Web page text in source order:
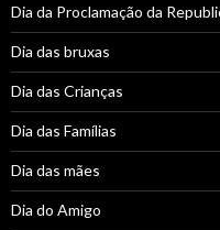
Dia da Proclamação da
Dia das bruxas
Dia das Crianças
Dia das Famílias
Dia das mães
Dia do Amigo